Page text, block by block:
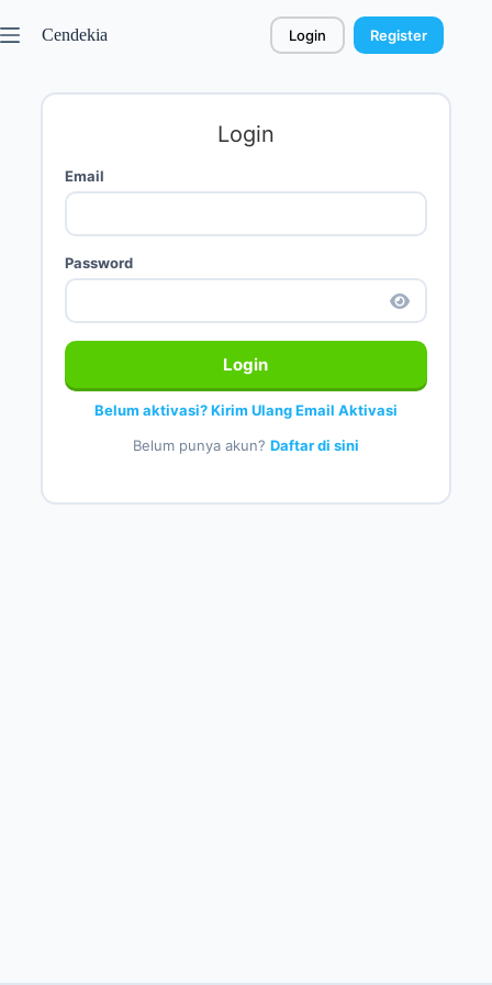
Cendekia Login Register
Login
Email
Password
Login
Belum aktivasi? Kirim Ulang Email Aktivasi
Belum punya akun? Daftar di sini